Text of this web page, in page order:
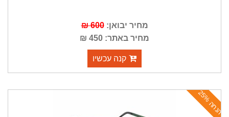
מחיר יבואן:600 ₪
מחיר באתר: 450 ₪
קנה עכשיו
ה
נ
ח
ה
2
5
%